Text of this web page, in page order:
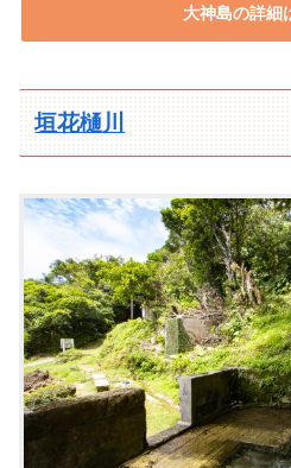
大神島の詳細
垣花樋川